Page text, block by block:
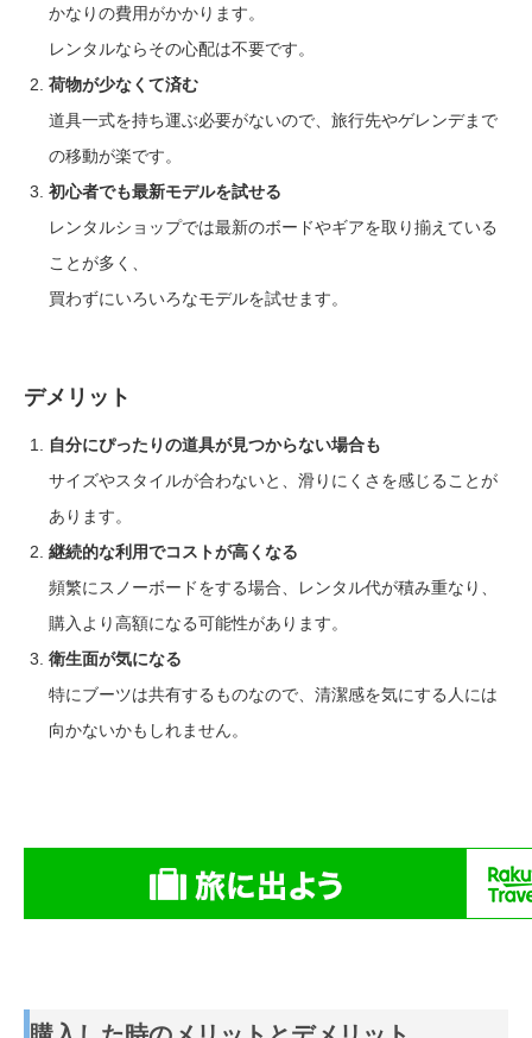
かなりの費用がかかります。
レンタルならその心配は不要です。
荷物が少なくて済む
道具一式を持ち運ぶ必要がないので、旅行先やゲレンデまで
の移動が楽です。
初心者でも最新モデルを試せる
レンタルショップでは最新のボードやギアを取り揃えている
ことが多く、
買わずにいろいろなモデルを試せます。
デメリット
自分にぴったりの道具が見つからない場合も
サイズやスタイルが合わないと、滑りにくさを感じることが
あります。
継続的な利用でコストが高くなる
頻繁にスノーボードをする場合、レンタル代が積み重なり、
購入より高額になる可能性があります。
衛生面が気になる
特にブーツは共有するものなので、清潔感を気にする人には
向かないかもしれません。